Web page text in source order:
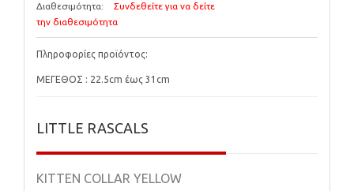
Διαθεσιμότητα:
Συνδεθείτε για να δείτε
την διαθεσιμότητα
Πληροφορίες προϊόντος:
ΜΕΓΕΘΟΣ : 22.5cm έως 31cm
LITTLE RASCALS
KITTEN COLLAR YELLOW